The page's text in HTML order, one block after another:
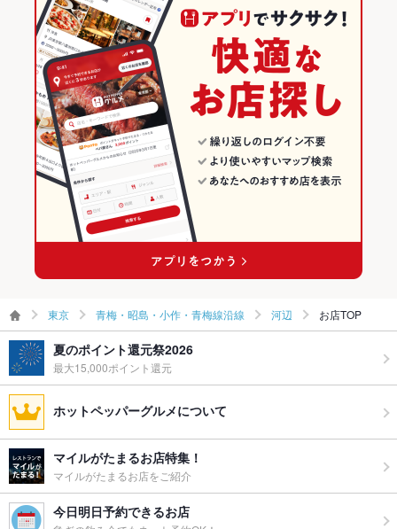
カクテル充実
お子様連れ お子様連れ不可
ウェディン
グパーティ
ー二次会
－
お祝い・サ
プライズ対
可
お祝い・サプライズについては、事前に店舗へお問い合わせく
ださい。
青梅・昭島・小作・青梅線沿線のグルメランキング
河辺のグルメランキング
東京 青梅・昭島・小作・青梅線沿線 河辺 お店TOP
夏のポイント還元祭2026
最大15,000ポイント還元
ホットペッパーグルメについて
マイルがたまるお店特集！
マイルがたまるお店をご紹介
今日明日予約できるお店